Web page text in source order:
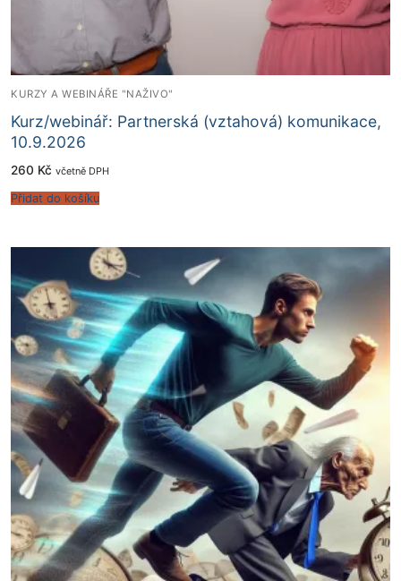
KURZY A WEBINÁŘE "NAŽIVO"
Kurz/webinář: Partnerská (vztahová) komunikace,
10.9.2026
260 Kč včetně DPH
Přidat do košíku